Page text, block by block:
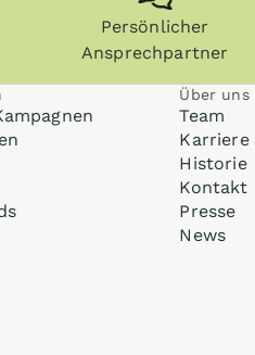
Persönlicher
Ansprechpartner
Über uns
Team
Karriere
Historie
Kontakt
Presse
News